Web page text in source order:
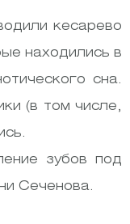
кесарево
находились в
сна.
(в том числе,
зубов под
Сеченова.